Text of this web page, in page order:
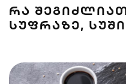
ᲠᲐ
ᲡᲣᲤᲠᲐᲖᲔ,